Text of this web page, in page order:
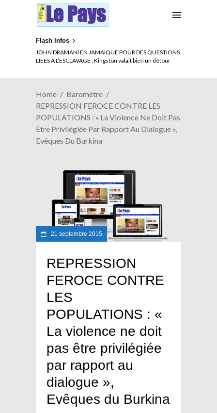
Flash Infos
JOHN DRAMANI EN JAMAIQUE POUR DES QUESTIONS
LIEES A L’ESCLAVAGE : Kingston valait bien un détour
ELECTION DE TALON A LA TETE DU SENAT BENINOIS :
Quand Patrice quitte le pouvoir sans partir !
Home
Baromètre
REPRESSION FEROCE CONTRE LES
POPULATIONS : « La Violence Ne Doit Pas
Être Privilégiée Par Rapport Au Dialogue »,
Evêques Du Burkina
21 septembre 2015
REPRESSION
FEROCE CONTRE
LES
POPULATIONS : «
La violence ne doit
pas être privilégiée
par rapport au
dialogue »,
Evêques du Burkina